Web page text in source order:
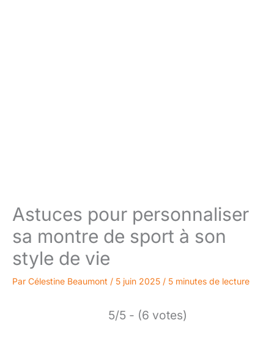
Astuces pour personnaliser
sa montre de sport à son
style de vie
Par Célestine Beaumont / 5 juin 2025 / 5 minutes de lecture
5/5 - (6 votes)